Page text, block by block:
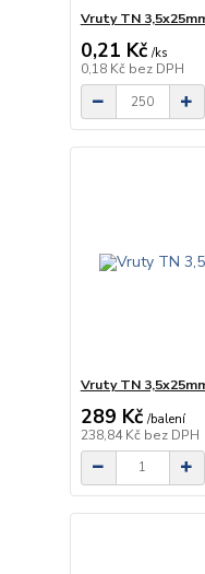
Vruty TN
0,21 Kč /ks
0,18 Kč bez DPH
Vruty TN
289 Kč /balení
238,84 Kč bez DPH